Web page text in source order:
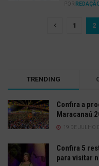
POR
1 2
TRENDING
Confira a
Maracanaú
19 DE JULHO
Confira 5
para visitar